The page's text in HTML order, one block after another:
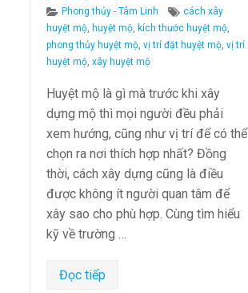
Categories
Phong thủy - Tâm Linh Tags
cách xây
huyệt mộ, huyệt mộ, kích thước huyệt mộ,
phong thủy huyệt mộ, vị trí đặt huyệt mộ, vị trí
huyệt mộ, xây huyệt mộ
Huyệt mộ là gì mà trước khi xây
dựng mộ thì mọi người đều phải
xem hướng, cũng như vị trí để có thể
chọn ra nơi thích hợp nhất? Đồng
thời, cách xây dựng cũng là điều
được không ít người quan tâm để
xây sao cho phù hợp. Cùng tìm hiểu
kỹ về trường …
Đọc tiếp